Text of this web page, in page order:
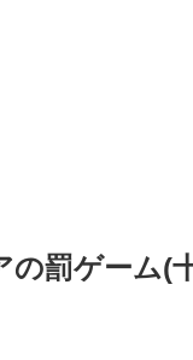
の罰ゲーム(